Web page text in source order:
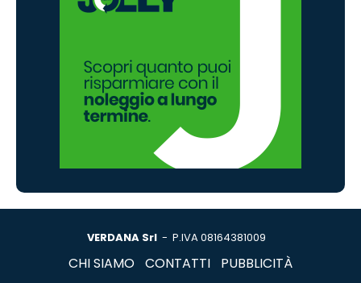
VERDANA Srl - P.IVA 08164381009
CHI SIAMO CONTATTI
PUBBLICITÀ